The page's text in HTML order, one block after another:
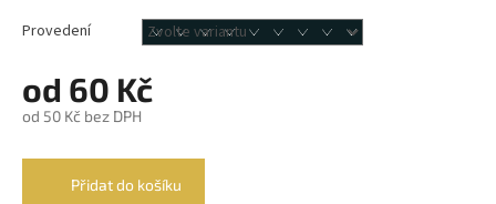
od 60 Kč
od 50 Kč bez DPH
Provedení
Přidat do košíku